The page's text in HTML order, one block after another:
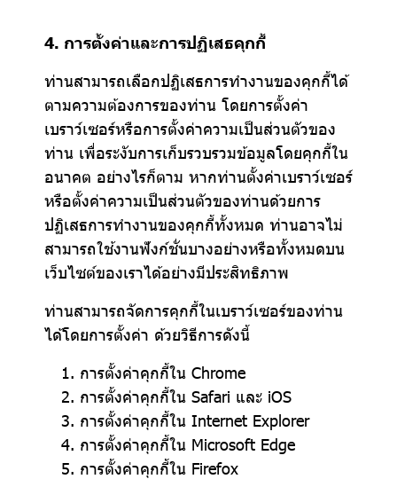
4. การตั้งค่าและการปฏิเสธคุกกี้
ท่านสามารถเลือกปฏิเสธการทำงานของคุกกี้ได้
ตามความต้องการของท่าน โดยการตั้งค่า
เบราว์เซอร์หรือการตั้งค่าความเป็นส่วนตัวของ
ท่าน เพื่อระงับการเก็บรวบรวมข้อมูลโดยคุกกี้ใน
อนาคต อย่างไรก็ตาม หากท่านตั้งค่าเบราว์เซอร์
หรือตั้งค่าความเป็นส่วนตัวของท่านด้วยการ
ปฏิเสธการทำงานของคุกกี้ทั้งหมด ท่านอาจไม่
สามารถใช้งานฟังก์ชั่นบางอย่างหรือทั้งหมดบน
เว็บไซต์ของเราได้อย่างมีประสิทธิภาพ
ท่านสามารถจัดการคุกกี้ในเบราว์เซอร์ของท่าน
ได้โดยการตั้งค่า ด้วยวิธีการดังนี้
การตั้งค่าคุกกี้ใน Chrome
การตั้งค่าคุกกี้ใน Safari และ iOS
การตั้งค่าคุกกี้ใน Internet Explorer
การตั้งค่าคุกกี้ใน Microsoft Edge
การตั้งค่าคุกกี้ใน Firefox